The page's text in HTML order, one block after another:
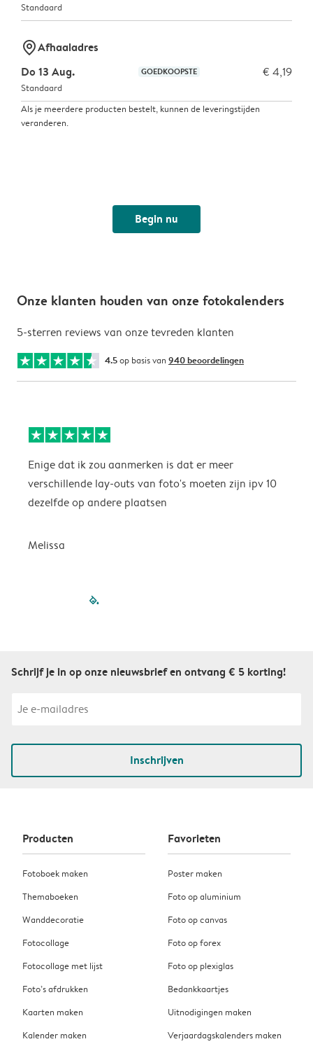
Standaard
marker-pinAfhaaladres
Do 13 Aug.
GOEDKOOPSTE € 4,19
Standaard
Als je meerdere producten bestelt, kunnen de leveringstijden
veranderen.
Begin nu
Onze klanten houden van onze fotokalenders
5-sterren reviews van onze tevreden klanten
4.5op basis van 940 beoordelingen
Enige dat ik zou aanmerken is dat er meer
verschillende lay-outs van foto's moeten zijn ipv 10
dezelfde op andere plaatsen
Melissa
filled-pagination
Schrijf je in op onze nieuwsbrief en ontvang € 5 korting!
Inschrijven
Producten
Fotoboek maken
Themaboeken
Wanddecoratie
Fotocollage
Fotocollage met lijst
Foto’s afdrukken
Kaarten maken
Kalender maken
Favorieten
Poster maken
Foto op aluminium
Foto op canvas
Foto op forex
Foto op plexiglas
Bedankkaartjes
Uitnodigingen maken
Verjaardagskalenders maken